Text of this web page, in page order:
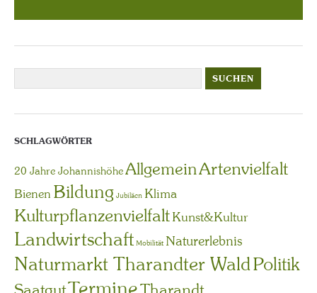
SCHLAGWÖRTER
20 Jahre JohannishöheAllgemeinArtenvielfalt
Bienen Bildung Jubiläen Klima
KulturpflanzenvielfaltKunst&Kultur
Landwirtschaft Mobilität Naturerlebnis
Naturmarkt Tharandter WaldPolitik